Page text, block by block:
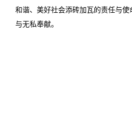
和谐、美好社会添砖加瓦的责任与
与无私奉献。